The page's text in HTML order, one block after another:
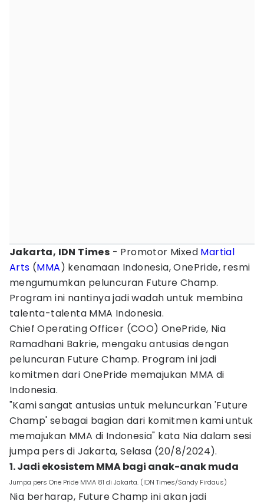
Jakarta, IDN Times - Promotor Mixed Martial
Arts (MMA) kenamaan Indonesia, OnePride, resmi
mengumumkan peluncuran Future Champ.
Program ini nantinya jadi wadah untuk membina
talenta-talenta MMA Indonesia.
Chief Operating Officer (COO) OnePride, Nia
Ramadhani Bakrie, mengaku antusias dengan
peluncuran Future Champ. Program ini jadi
komitmen dari OnePride memajukan MMA di
Indonesia.
"Kami sangat antusias untuk meluncurkan 'Future
Champ' sebagai bagian dari komitmen kami untuk
memajukan MMA di Indonesia" kata Nia dalam sesi
jumpa pers di Jakarta, Selasa (20/8/2024).
1. Jadi ekosistem MMA bagi anak-anak muda
Jumpa pers One Pride MMA 81 di Jakarta. (IDN Times/Sandy Firdaus)
Nia berharap, Future Champ ini akan jadi